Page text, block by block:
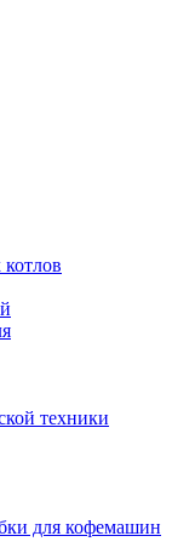
техники
для кофемашин